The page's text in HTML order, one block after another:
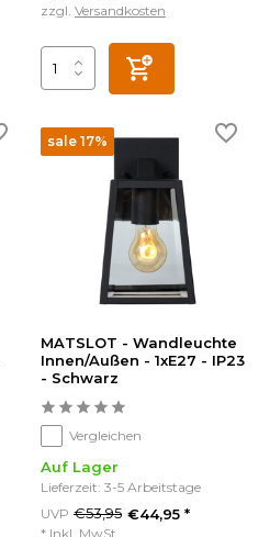
zzgl. Versandkosten
sale 17%
MATSLOT - Wandleuchte
Innen/Außen - 1xE27 - IP23
- Schwarz
Vergleichen
Auf Lager
Lieferzeit: 3-5 Arbeitstage
UVP €53,95 €44,95 *
* Inkl. MwSt.